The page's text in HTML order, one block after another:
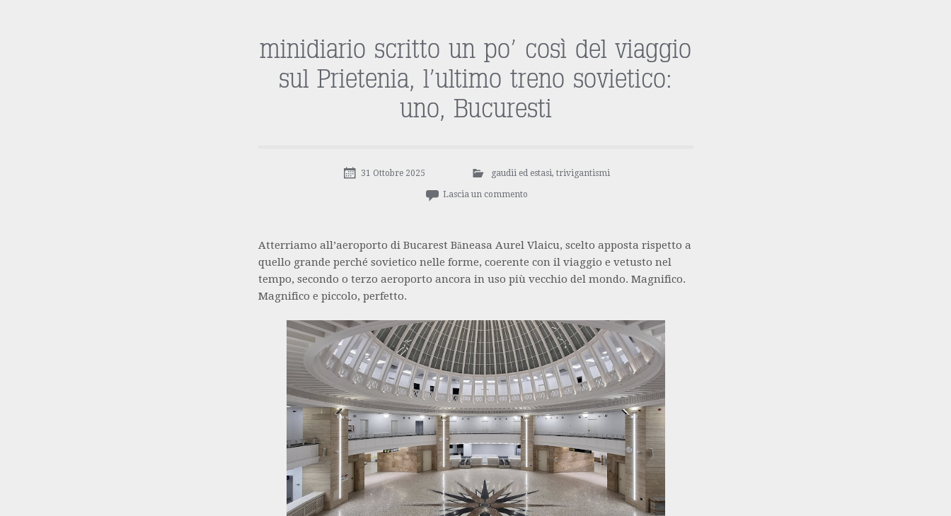
minidiario scritto un po’ così del viaggio
sul Prietenia, l’ultimo treno sovietico:
uno, Bucuresti
31 Ottobre 2025 gaudii ed estasi, trivigantismi
Lascia un commento
Atterriamo all’aeroporto di Bucarest Băneasa Aurel Vlaicu, scelto apposta rispetto a
quello grande perché sovietico nelle forme, coerente con il viaggio e vetusto nel
tempo, secondo o terzo aeroporto ancora in uso più vecchio del mondo. Magnifico.
Magnifico e piccolo, perfetto.